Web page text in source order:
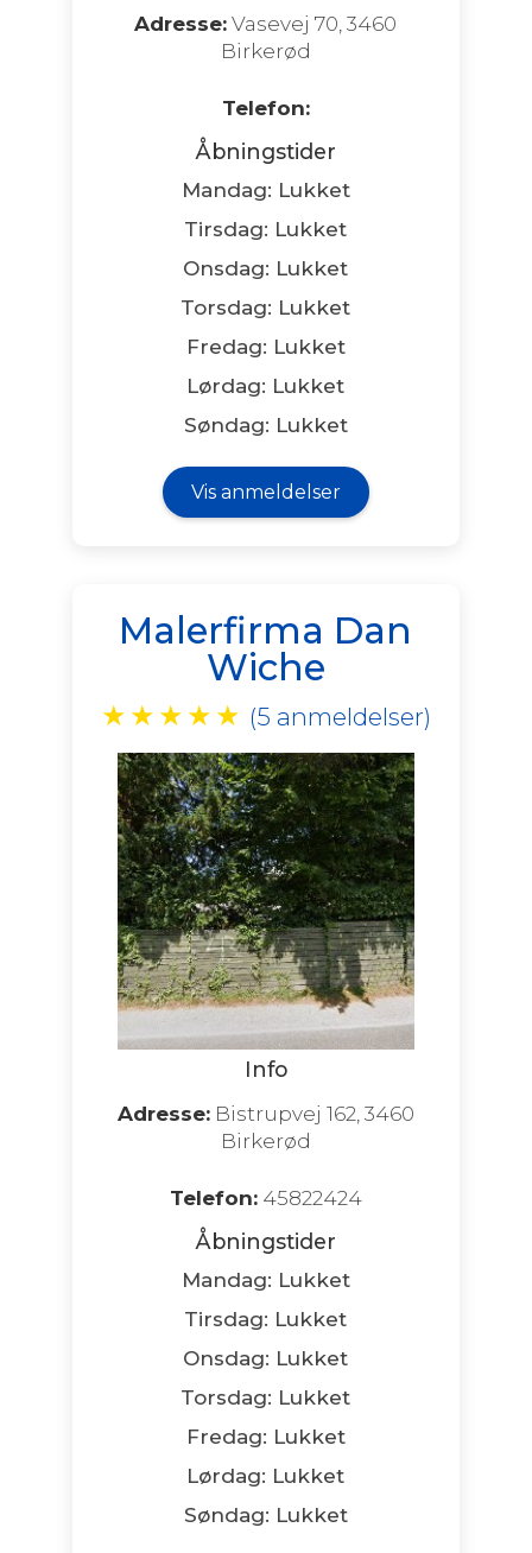
Adresse: Vasevej 70, 3460
Birkerød
Telefon:
Åbningstider
Mandag: Lukket
Tirsdag: Lukket
Onsdag: Lukket
Torsdag: Lukket
Fredag: Lukket
Lørdag: Lukket
Søndag: Lukket
Vis anmeldelser
Malerfirma Dan
Wiche
★ ★ ★ ★ ★ (5 anmeldelser)
Info
Adresse:Bistrupvej 162, 3460
Birkerød
Telefon:45822424
Åbningstider
Mandag: Lukket
Tirsdag: Lukket
Onsdag: Lukket
Torsdag: Lukket
Fredag: Lukket
Lørdag: Lukket
Søndag: Lukket